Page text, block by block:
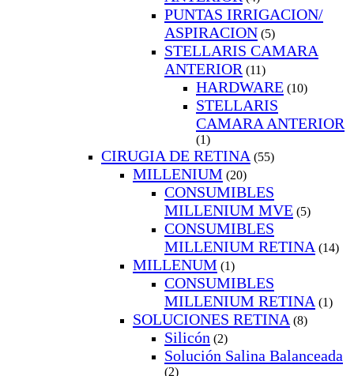
PUNTAS IRRIGACION/
ASPIRACION (5)
STELLARIS CAMARA
ANTERIOR (11)
HARDWARE (10)
STELLARIS
CAMARA ANTERIOR
(1)
CIRUGIA DE RETINA (55)
MILLENIUM (20)
CONSUMIBLES
MILLENIUM MVE (5)
CONSUMIBLES
MILLENIUM RETINA (14)
MILLENUM (1)
CONSUMIBLES
MILLENIUM RETINA (1)
SOLUCIONES RETINA (8)
Silicón (2)
Solución Salina Balanceada
(2)